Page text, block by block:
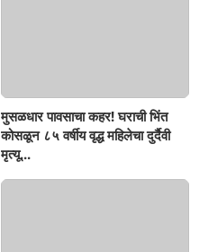
मुसळधार पावसाचा कहर! घराची भिंत
कोसळून ८५ वर्षीय वृद्ध महिलेचा दुर्दैवी
मृत्यू...